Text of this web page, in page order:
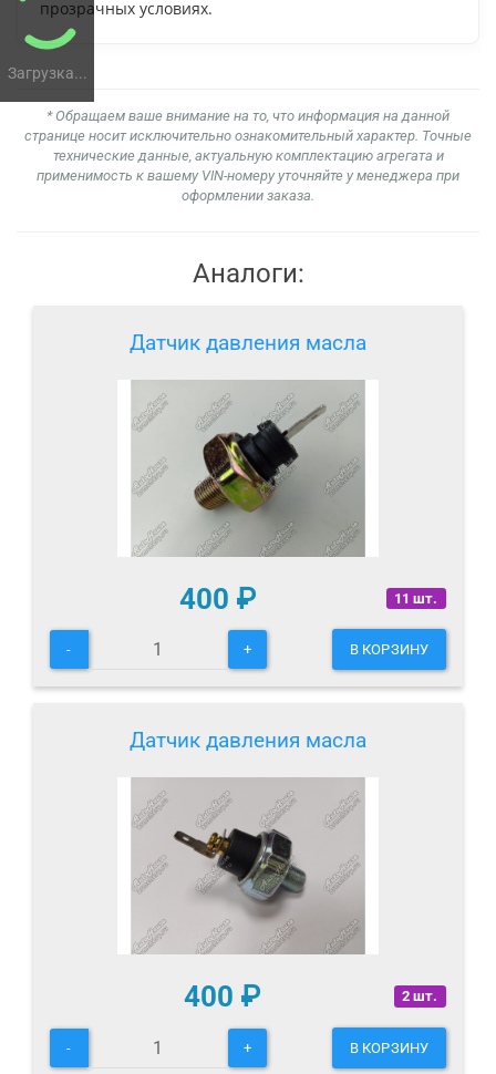
Загрузка...
прозрачных условиях.
* Обращаем ваше внимание на то, что информация на данной
странице носит исключительно ознакомительный характер. Точные
технические данные, актуальную комплектацию агрегата и
применимость к вашему VIN-номеру уточняйте у менеджера при
оформлении заказа.
Аналоги:
Датчик давления масла
11 шт.
400 ₽
- + В КОРЗИНУ
Датчик давления масла
2 шт.
400 ₽
- + В КОРЗИНУ